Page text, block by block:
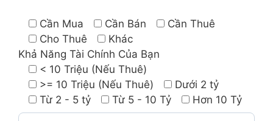
Cần Mua Cần Bán
Cần Thuê
Cho Thuê
Khác
Khả Năng Tài Chính Của Bạn
< 10 Triệu (Nếu Thuê)
>= 10 Triệu (Nếu Thuê)
Dưới 2 tỷ
Từ 2 - 5 tỷ
Từ 5 - 10 Tỷ Hơn 10 Tỷ